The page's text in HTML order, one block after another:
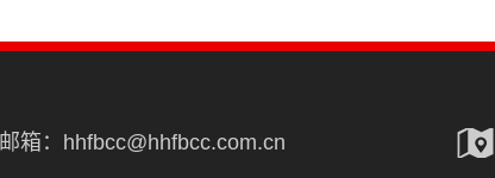
邮箱：hhfbcc@hhfbcc.com.cn